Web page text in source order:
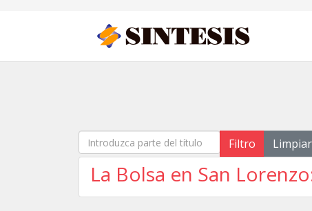
Introduzca parte del título Filtro Limpiar
La Bolsa en San